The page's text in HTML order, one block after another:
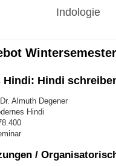
Indologie
Hindi: Hindi
Almuth Degener
Hindi
/